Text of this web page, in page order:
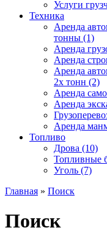
Услуги
Техника
Аренда
тонны (1)
Аренда
Аренда
Аренда
2х тонн (2)
Аренда
Аренда
Аренда
Топливо
Дрова (10)
Топливные
Уголь (7)
Главная » Поиск
Поиск